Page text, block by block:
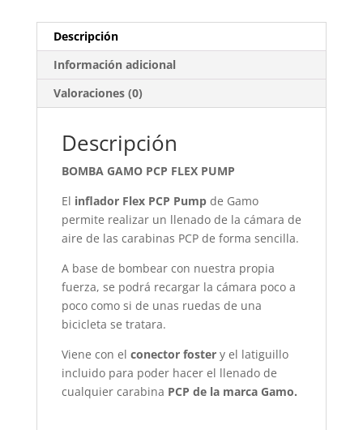
Descripción
Información adicional
Valoraciones (0)
Descripción
BOMBA GAMO PCP FLEX PUMP
El inflador Flex PCP Pump de Gamo
permite realizar un llenado de la cámara de
aire de las carabinas PCP de forma sencilla.
A base de bombear con nuestra propia
fuerza, se podrá recargar la cámara poco a
poco como si de unas ruedas de una
bicicleta se tratara.
Viene con el conector foster y el latiguillo
incluido para poder hacer el llenado de
cualquier carabina PCP de la marca Gamo.